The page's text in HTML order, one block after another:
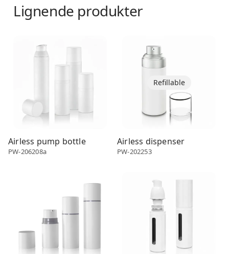
Lignende produkter
Airless pump bottle
PW-206208a
Refillable
Airless dispenser
PW-202253